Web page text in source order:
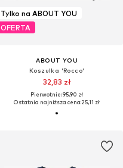
Tylko na ABOUT YOU
OFERTA
ABOUT YOU
Koszulka 'Rocco'
32,83 zł
Pierwotnie: 95,90 zł
Ostatnia najniższa cena:25,11 zł